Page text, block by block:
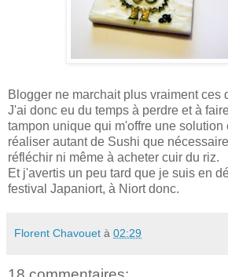
Blogger ne marchait plus vraiment ces
J'ai donc eu du temps à perdre et à
tampon unique qui m'offre une solution
réaliser autant de Sushi que
réfléchir ni même à acheter cuir du riz.
Et j'avertis un peu tard que je suis en
festival Japaniort, à Niort donc.
Florent Chavouet à 02:29